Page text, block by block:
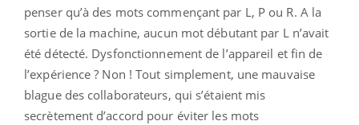
penser qu’à des mots commençant par L, P ou R. A la
sortie de la machine, aucun mot débutant par L n’avait
été détecté. Dysfonctionnement de l’appareil et fin de
l’expérience ? Non ! Tout simplement, une mauvaise
blague des collaborateurs, qui s’étaient mis
secrètement d’accord pour éviter les mots